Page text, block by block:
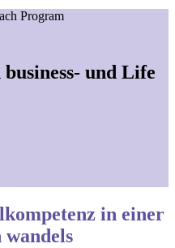
und Life
in einer